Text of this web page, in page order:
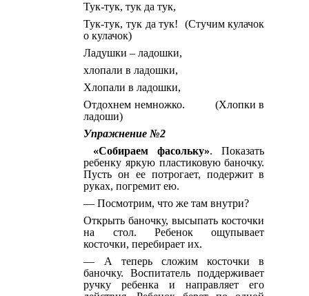
Тук-тук, тук да тук,
Тук-тук, тук да тук! (Стучим кулачок
о кулачок)
Ладушки – ладошки,
хлопали в ладошки,
Хлопали в ладошки,
Отдохнем немножко. (Хлопки в
ладоши)
Упражнение №2
«Собираем фасольку». Показать
ребенку яркую пластиковую баночку.
Пусть он ее потрогает, подержит в
руках, погремит ею.
— Посмотрим, что же там внутри?
Открыть баночку, высыпать косточки
на стол. Ребенок ощупывает
косточки, перебирает их.
— А теперь сложим косточки в
баночку. Воспитатель поддерживает
ручку ребенка и направляет его